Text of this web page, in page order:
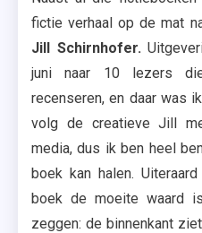
fictie verhaal op de mat
Jill Schirnhofer.
juni naar 10 lezers
recenseren, en daar was
volg de creatieve Jill
media, dus ik ben heel
boek kan halen.
boek de moeite waard
zeggen: de binnenkant